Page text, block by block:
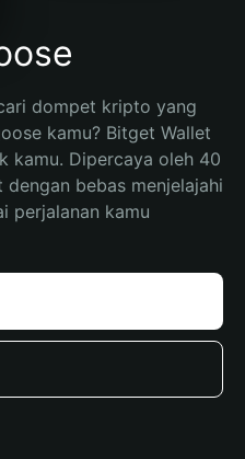
dompet kripto yang
kamu? Bitget Wallet
kamu. Dipercaya oleh 40
bebas menjelajahi
perjalanan kamu